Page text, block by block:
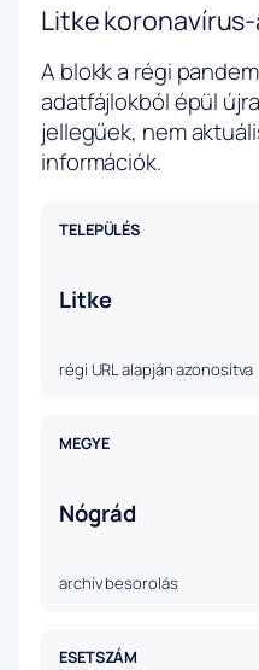
Litke
A blokk a régi
adatfájlokból épül
jellegűek, nem
információk.
TELEPÜLÉS
Litke
régi URL alapján azonosítva
MEGYE
Nógrád
archív besorolás
ESETSZÁM